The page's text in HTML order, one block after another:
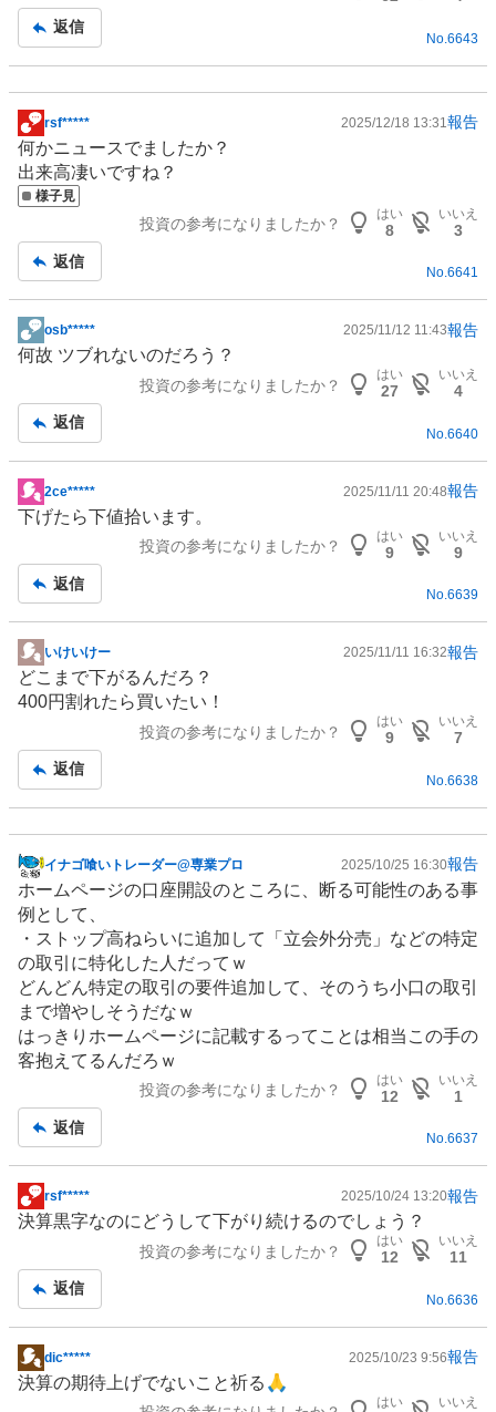
返信
No. 6643
掲
示
板
記
rsf***** 2025/12/18 13:31 報告
何かニュースでましたか？
出来高凄いですね？
様子見
投資の参考になりましたか？
はい
8
いいえ
3
返信
No.6641
掲
示
事
osb***** 2025/11/12 11:43報告
何故 ツブれないのだろう？
投資の参考になりましたか？
はい
27
いいえ
4
返信
No. 6640
掲
示
事
2ce***** 2025/11/11 20:48報告
下げたら下値拾います。
投資の参考になりましたか？
はい
9
いいえ
9
返信
No.6639
掲
示
板
いけいけー 2025/11/11 16:32報告
どこまで下がるんだろ？
400円割れたら買いたい！
投資の参考になりましたか？
はい
9
いいえ
7
返信
No. 6638
掲
示
板
事
イナゴ喰いトレーダー@専業プロ 2025/10/25 16:30報告
ホームページの口座開設のところに、断る可能性のある事
例として、
・ストップ高ねらいに追加して「立会外分売」などの特定
の取引に特化した人だってｗ
どんどん特定の取引の要件追加して、そのうち小口の取引
まで増やしそうだなｗ
はっきりホームページに記載するってことは相当この手の
客抱えてるんだろｗ
投資の参考になりましたか？
はい
12
いいえ
1
返信
No.6637
掲
示
事
rsf***** 2025/10/24 13:20報告
決算黒字なのにどうして下がり続けるのでしょう？
投資の参考になりましたか？
はい
12
いいえ
11
返信
No. 6636
掲
示
dic***** 2025/10/23 9:56報告
決算の期待上げでないこと祈る🙏
はい いいえ